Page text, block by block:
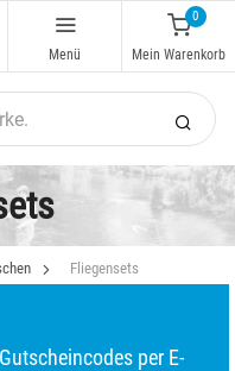
Menü
0
Mein Warenkorb
Fliegensets
per E-